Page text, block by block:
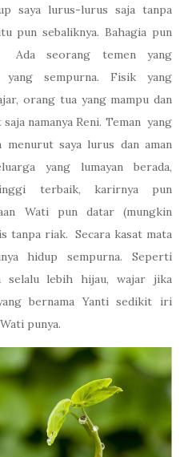
saya lurus-lurus saja tanpa
pun sebaliknya. Bahagia pun
Ada seorang temen yang
yang sempurna. Fisik yang
orang tua yang mampu dan
namanya Reni. Teman yang
menurut saya lurus dan aman
yang lumayan berada,
terbaik, karirnya pun
Wati pun datar (mungkin
tanpa riak. Secara kasat mata
hidup sempurna. Seperti
selalu lebih hijau, wajar jika
bernama Yanti sedikit iri
punya.